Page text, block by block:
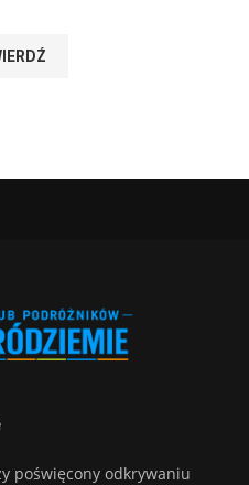
poświęcony odkrywaniu